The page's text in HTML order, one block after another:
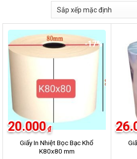
-17%
Giấy In Nhiệt Bọc Bạc Khổ
K80x80 mm
20.000 ₫